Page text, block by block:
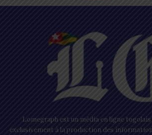
Lomegraph est un média en ligne
exclusivement à la production des